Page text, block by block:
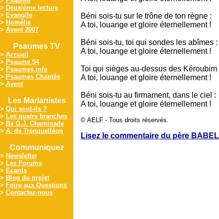
> Deuxième lecture
> Evangile
> Homélie
> Avent 2007
Psaumes TV
> Accueil
> Psaume 94
> Psaumes.info
> Psaumes Chantés
> Avent
Les Marianistes
> Qui sont-ils ?
> Les quatre branches
> Bx G.J. Chaminade
> A. de Trenquelléon
Communiquez
> Newsletter
> Les Forums
> Ecards
> Blog du projet
> Foire aux Questions
> Contactez-nous
Béni sois-tu sur le trône de ton règne :
A toi, louange et gloire éternellement !
Béni sois-tu, toi qui sondes les abîmes :
A toi, louange et gloire éternellement !
Toi qui sièges au-dessus des Kéroubim
A toi, louange et gloire éternellement !
Béni sois-tu au firmament, dans le ciel :
A toi, louange et gloire éternellement !
© AELF - Tous droits réservés.
Lisez le commentaire du père BABEL